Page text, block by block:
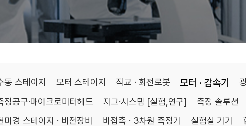
동 스테이지 모터 스테이지 직교 · 회전로봇 모터 · 감속기
정공구·마이크로미터헤드
지그·시스템 [실험,연구] 측정 솔루션
미경 스테이지 · 비전장비
비접촉 · 3차원 측정기 실험실 기기